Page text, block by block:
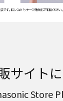
サイト
Store